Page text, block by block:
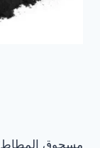
مسحوق